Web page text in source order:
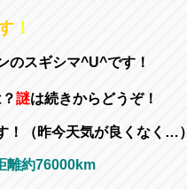
！
のスギシマ^U^です！
謎は続きからどうぞ！
！（昨今天気が良くなく…）
離約76000km